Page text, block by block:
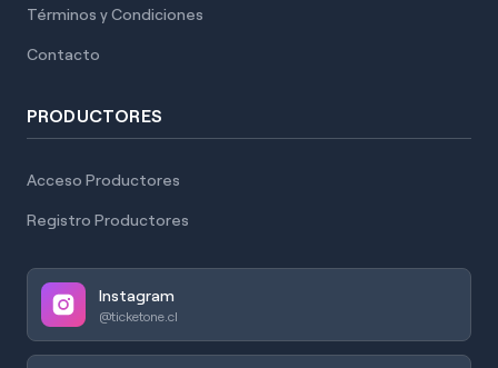
Términos y Condiciones
Contacto
PRODUCTORES
Acceso Productores
Registro Productores
Instagram
@ticketone.cl